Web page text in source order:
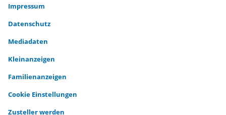
Impressum
Datenschutz
Mediadaten
Kleinanzeigen
Familienanzeigen
Cookie Einstellungen
Zusteller werden